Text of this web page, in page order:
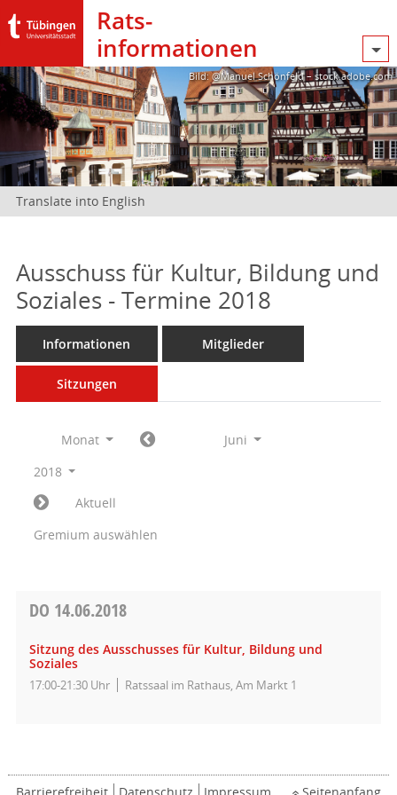
Rats­
informationen
Bild: @Manuel Schönfeld – stock.adobe.com
Translate into English
Ausschuss für Kultur, Bildung und
Soziales - Termine 2018
Informationen Mitglieder
Sitzungen
Monat
Juni
2018
Aktuell
Gremium auswählen
DO 14.06.2018
Sitzung des Ausschusses für Kultur, Bildung und
Soziales
17:00-21:30 Uhr Ratssaal im Rathaus, Am Markt 1